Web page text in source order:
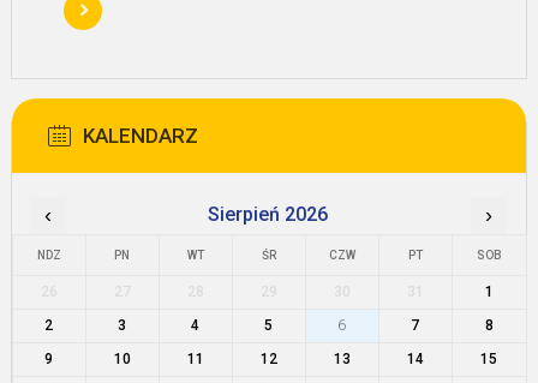
KALENDARZ
‹ Sierpień 2026 ›
NDZ PN WT ŚR CZW PT SOB
1
2
3 4 5 6 7
8
9
10 11 12 13 14
15